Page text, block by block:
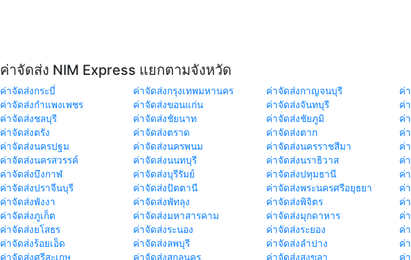
ค่าจัดส่ง NIM Express แยกตามจังหวัด
ค่าจัดส่งกระบี่ ค่าจัดส่งกรุงเทพมหานคร ค่าจัดส่งกาญจนบุรี
ค่
ค่าจัดส่งกำแพงเพชร
ค่าจัดส่งขอนแก่น ค่าจัดส่งจันทบุรี
ค่
ค่าจัดส่งชลบุรี
ค่าจัดส่งชัยนาท ค่าจัดส่งชัยภูมิ
ค่
ค่าจัดส่งตรัง
ค่าจัดส่งตราด ค่าจัดส่งตาก
ค่
ค่าจัดส่งนครปฐม
ค่าจัดส่งนครพนม ค่าจัดส่งนครราชสีมา
ค่
ค่าจัดส่งนครสวรรค์
ค่าจัดส่งนนทบุรี ค่าจัดส่งนราธิวาส
ค่
ค่าจัดส่งบึงกาฬ
ค่าจัดส่งบุรีรัมย์ ค่าจัดส่งปทุมธานี
ค่
ค่าจัดส่งปราจีนบุรี
ค่าจัดส่งปัตตานี ค่าจัดส่งพระนครศรีอยุธยา
ค่
ค่าจัดส่งพังงา
ค่าจัดส่งพัทลุง ค่าจัดส่งพิจิตร
ค่
ค่าจัดส่งภูเก็ต
ค่าจัดส่งมหาสารคาม ค่าจัดส่งมุกดาหาร
ค่
ค่าจัดส่งยโสธร
ค่าจัดส่งระนอง ค่าจัดส่งระยอง
ค่
ค่าจัดส่งร้อยเอ็ด
ค่าจัดส่งลพบุรี ค่าจัดส่งลำปาง
ค่
ค่าจัดส่งศรีสะเกษ
ค่าจัดส่งสกลนคร ค่าจัดส่งสงขลา ค่